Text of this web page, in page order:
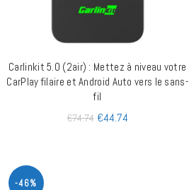
AJOUTER AU PANIER
Carlinkit 5.0 (2air) : Mettez à niveau votre
CarPlay filaire et Android Auto vers le sans-
fil
€74.74 €44.74
-46%